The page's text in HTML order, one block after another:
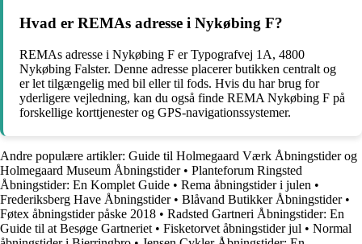
Hvad er REMAs adresse i Nykøbing F?
REMAs adresse i Nykøbing F er Typografvej 1A, 4800
Nykøbing Falster. Denne adresse placerer butikken centralt og
er let tilgængelig med bil eller til fods. Hvis du har brug for
yderligere vejledning, kan du også finde REMA Nykøbing F på
forskellige korttjenester og GPS-navigationssystemer.
Andre populære artikler: Guide til Holmegaard Værk Åbningstider og
Holmegaard Museum Åbningstider• Planteforum Ringsted
Åbningstider: En Komplet Guide • Rema åbningstider i julen •
Frederiksberg Have Åbningstider• Blåvand Butikker Åbningstider•
Føtex åbningstider påske 2018 • Radsted Gartneri Åbningstider: En
Guide til at Besøge Gartneriet • Fisketorvet åbningstider jul • Normal